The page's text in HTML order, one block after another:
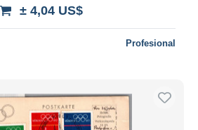
± 4,04 US$
Profesional